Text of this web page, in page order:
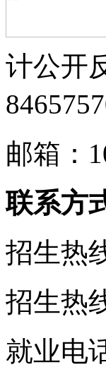
计公开
邮箱：
联系方
招生热
招生热
就业电